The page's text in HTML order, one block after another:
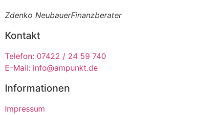
Zdenko NeubauerFinanzberater
Informationen
Impressum
Kontakt
Telefon: 07422 / 24 59 740
E-Mail: info@ampunkt.de